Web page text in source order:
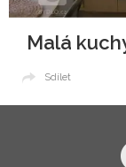
Malá
Sdílet